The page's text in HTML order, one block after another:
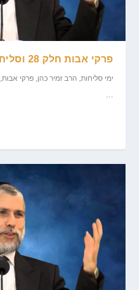
פרקי אבות חלק 28 וסליחות הרב זמיר כהן
ימי סליחות הרב זמיר כהן ,פרקי אבות